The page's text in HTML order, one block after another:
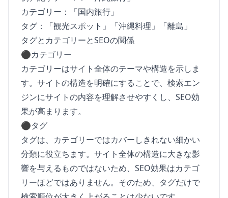
カテゴリー：「国内旅行」
タグ：「観光スポット」「沖縄料理」「離島」
タグとカテゴリーとSEOの関係
⚫︎カテゴリー
カテゴリーはサイト全体のテーマや構造を示しま
す。サイトの構造を明確にすることで、検索エン
ジンにサイトの内容を理解させやすくし、SEO効
果が高まります。
⚫︎タグ
タグは、カテゴリーではカバーしきれない細かい
分類に役立ちます。サイト全体の構造に大きな影
響を与えるものではないため、SEO効果はカテゴ
リーほどではありません。そのため、タグだけで